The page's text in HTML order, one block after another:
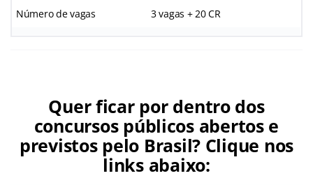
Número de vagas 3 vagas + 20 CR
Quer ficar por dentro dos
concursos públicos abertos e
previstos pelo Brasil? Clique nos
links abaixo: